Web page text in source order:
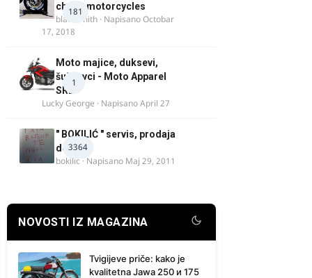
181
chock motorcycles
blacksmith · NapisanoOctobar
17, 2018
1
Moto majice, duksevi,
šuškavci - Moto Apparel
SRB
Lucky George · NapisanoApril 27
3364
" BOKILIĆ " servis, prodaja
delova
bokilic · Napisano Maj 29, 2011
NOVOSTI IZ MAGAZINA
Tvigijeve priče: kako je
kvalitetna Jawa 250 и 175